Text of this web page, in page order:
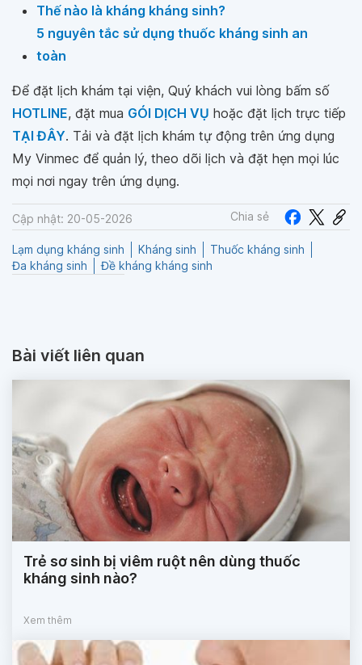
Thế nào là kháng kháng sinh?
5 nguyên tắc sử dụng thuốc kháng sinh an
toàn
Để đặt lịch khám tại viện, Quý khách vui lòng bấm số
HOTLINE, đặt mua GÓI DỊCH VỤ hoặc đặt lịch trực tiếp
TẠI ĐÂY. Tải và đặt lịch khám tự động trên ứng dụng
My Vinmec để quản lý, theo dõi lịch và đặt hẹn mọi lúc
mọi nơi ngay trên ứng dụng.
Cập nhật: 20-05-2026 Chia sẻ
Lạm dụng kháng sinh Kháng sinh
Thuốc kháng sinh
Đa kháng sinh
Đề kháng kháng sinh
Bài viết liên quan
Trẻ sơ sinh bị viêm ruột nên dùng thuốc
kháng sinh nào?
Xem thêm